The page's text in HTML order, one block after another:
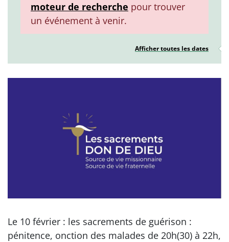
moteur de recherche pour trouver
un événement à venir.
Afficher toutes les dates
Le 10 février : les sacrements de guérison :
pénitence, onction des malades de 20h(30) à 22h,